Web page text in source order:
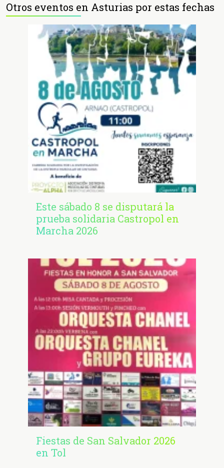
Otros eventos en Asturias por estas fechas
Este sábado 8 se disputará la
prueba solidaria Castropol en
Marcha 2026
Fiestas de San Salvador 2026
en Tol